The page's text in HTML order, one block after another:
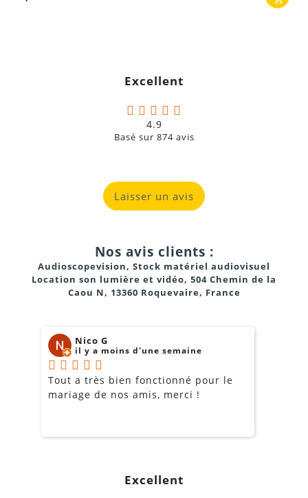
Excellent
4.9
Basé sur 874avis
Laisser un avis
Nos avis clients :
Audioscopevision, Stock matériel audiovisuel
Location son lumière et vidéo, 504 Chemin de la
Caou N, 13360 Roquevaire, France
Nico G
il y a moins d'une semaine
Tout a très bien fonctionné pour le
mariage de nos amis, merci !
Excellent